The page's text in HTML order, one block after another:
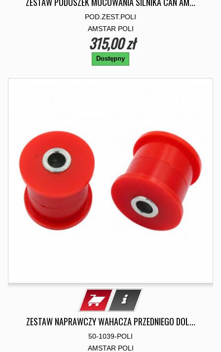
POD.ZEST.POLI
AMSTAR POLI
315,00 zł
Dostępny
ZESTAW NAPRAWCZY WAHACZA PRZEDNIEGO DOL...
50-1039-POLI
AMSTAR POLI